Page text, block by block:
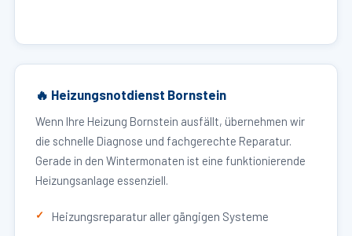
🔥 Heizungsnotdienst Bornstein
Wenn Ihre Heizung Bornstein ausfällt, übernehmen wir
die schnelle Diagnose und fachgerechte Reparatur.
Gerade in den Wintermonaten ist eine funktionierende
Heizungsanlage essenziell.
Heizungsreparatur aller gängigen Systeme